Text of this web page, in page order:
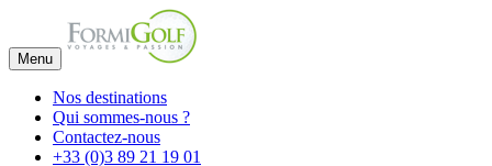
Menu
Nos destinations
Qui sommes-nous ?
Contactez-nous
+33 (0)3 89 21 19 01